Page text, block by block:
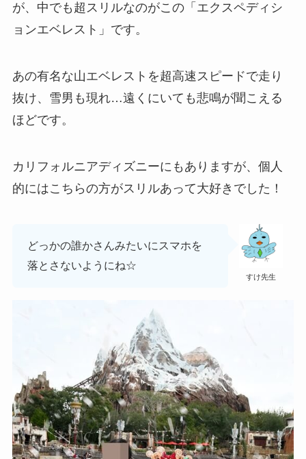
が、中でも超スリルなのがこの「エクスペディシ
ョンエベレスト」です。
あの有名な山エベレストを超高速スピードで走り
抜け、雪男も現れ…遠くにいても悲鳴が聞こえる
ほどです。
カリフォルニアディズニーにもありますが、個人
的にはこちらの方がスリルあって大好きでした！
すけ先生
どっかの誰かさんみたいにスマホを
落とさないようにね☆